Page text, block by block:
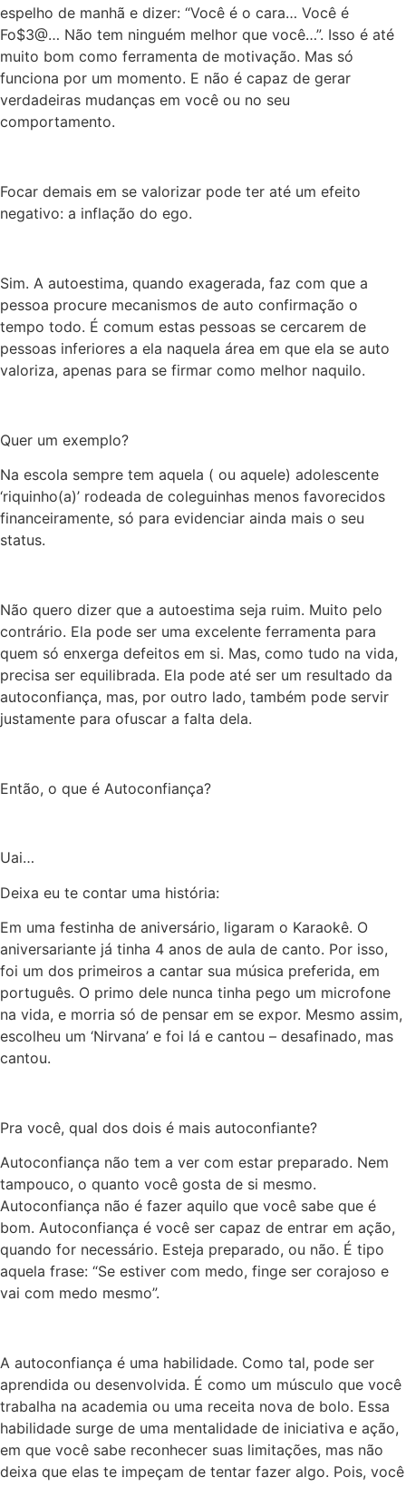
espelho de manhã e dizer: “Você é o cara… Você é
Fo$3@… Não tem ninguém melhor que você…”. Isso é até
muito bom como ferramenta de motivação. Mas só
funciona por um momento. E não é capaz de gerar
verdadeiras mudanças em você ou no seu
comportamento.
Focar demais em se valorizar pode ter até um efeito
negativo: a inflação do ego.
Sim. A autoestima, quando exagerada, faz com que a
pessoa procure mecanismos de auto confirmação o
tempo todo. É comum estas pessoas se cercarem de
pessoas inferiores a ela naquela área em que ela se auto
valoriza, apenas para se firmar como melhor naquilo.
Quer um exemplo?
Na escola sempre tem aquela ( ou aquele) adolescente
‘riquinho(a)’ rodeada de coleguinhas menos favorecidos
financeiramente, só para evidenciar ainda mais o seu
status.
Não quero dizer que a autoestima seja ruim. Muito pelo
contrário. Ela pode ser uma excelente ferramenta para
quem só enxerga defeitos em si. Mas, como tudo na vida,
precisa ser equilibrada. Ela pode até ser um resultado da
autoconfiança, mas, por outro lado, também pode servir
justamente para ofuscar a falta dela.
Então, o que é Autoconfiança?
Uai…
Deixa eu te contar uma história:
Em uma festinha de aniversário, ligaram o Karaokê. O
aniversariante já tinha 4 anos de aula de canto. Por isso,
foi um dos primeiros a cantar sua música preferida, em
português. O primo dele nunca tinha pego um microfone
na vida, e morria só de pensar em se expor. Mesmo assim,
escolheu um ‘Nirvana’ e foi lá e cantou – desafinado, mas
cantou.
Pra você, qual dos dois é mais autoconfiante?
Autoconfiança não tem a ver com estar preparado. Nem
tampouco, o quanto você gosta de si mesmo.
Autoconfiança não é fazer aquilo que você sabe que é
bom. Autoconfiança é você ser capaz de entrar em ação,
quando for necessário. Esteja preparado, ou não. É tipo
aquela frase: “Se estiver com medo, finge ser corajoso e
vai com medo mesmo”.
A autoconfiança é uma habilidade. Como tal, pode ser
aprendida ou desenvolvida. É como um músculo que você
trabalha na academia ou uma receita nova de bolo. Essa
habilidade surge de uma mentalidade de iniciativa e ação,
em que você sabe reconhecer suas limitações, mas não
deixa que elas te impeçam de tentar fazer algo. Pois, você